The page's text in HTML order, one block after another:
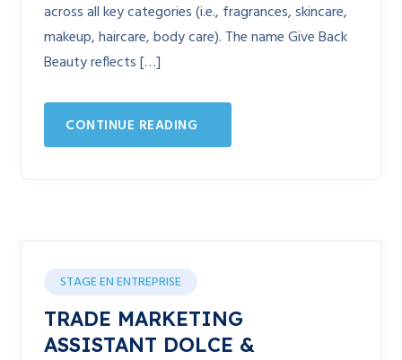
across all key categories (i.e., fragrances, skincare,
makeup, haircare, body care). The name Give Back
Beauty reflects […]
CONTINUE READING
STAGE EN ENTREPRISE
TRADE MARKETING
ASSISTANT DOLCE &